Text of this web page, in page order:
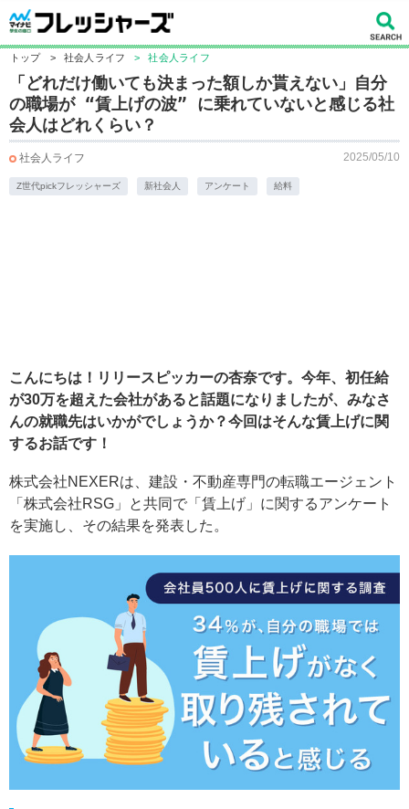
トップ > 社会人ライフ > 社会人ライフ
「どれだけ働いても決まった額しか貰えない」自分
の職場が “賃上げの波” に乗れていないと感じる社
会人はどれくらい？
社会人ライフ 2025/05/10
Z世代pickフレッシャーズ 新社会人 アンケート 給料
こんにちは！リリースピッカーの杏奈です。今年、初任給
が30万を超えた会社があると話題になりましたが、みなさ
んの就職先はいかがでしょうか？今回はそんな賃上げに関
するお話です！
株式会社NEXERは、建設・不動産専門の転職エージェント
「株式会社RSG」と共同で「賃上げ」に関するアンケート
を実施し、その結果を発表した。